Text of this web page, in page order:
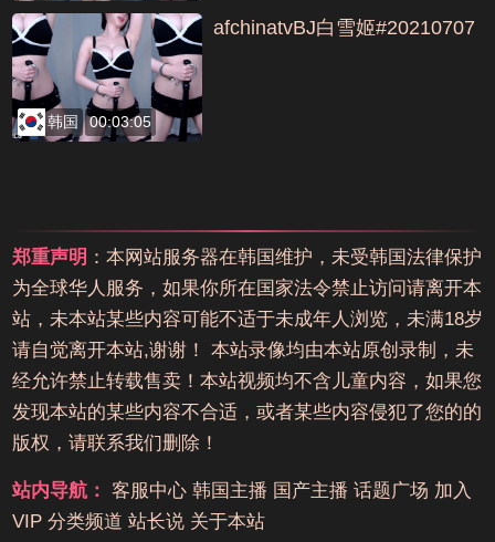
韩国 00:03:05
afchinatvBJ白雪姬#20210707
郑重声明 ：本网站服务器在韩国维护，未受韩国法律保护
为全球华人服务，如果你所在国家法令禁止访问请离开本
站，未本站某些内容可能不适于未成年人浏览，未满18岁
请自觉离开本站,谢谢！ 本站录像均由本站原创录制，未
经允许禁止转载售卖！本站视频均不含儿童内容，如果您
发现本站的某些内容不合适，或者某些内容侵犯了您的的
版权，请联系我们删除！
站内导航： 客服中心 韩国主播 国产主播 话题广场 加入
VIP 分类频道 站长说 关于本站